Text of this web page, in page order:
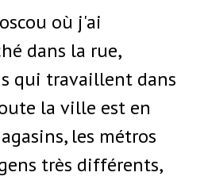
où j'ai
dans la rue,
qui travaillent dans
la ville est en
les métros
très différents,